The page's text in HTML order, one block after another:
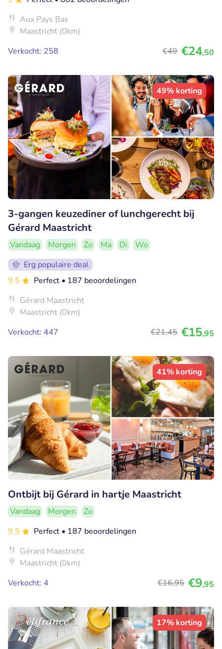
Aux Pays Bas
Maastricht (0km)
Verkocht: 258
€49 €24,50
49% korting
3-gangen keuzediner of lunchgerecht bij
Gérard Maastricht
Vandaag Morgen Zo Ma Di
Wo
Erg populaire deal
9.5
Perfect • 187 beoordelingen
Gérard Maastricht
Maastricht (0km)
Verkocht: 447
€21,45 €15,95
41% korting
Ontbijt bij Gérard in hartje Maastricht
Vandaag Morgen
Zo
9.5
Perfect • 187 beoordelingen
Gérard Maastricht
Maastricht (0km)
Verkocht: 4
€16,95 €9,95
17% korting